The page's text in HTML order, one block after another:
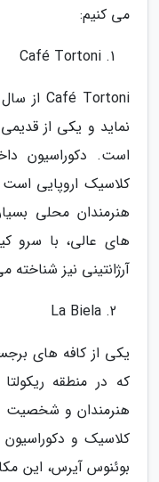
می کنیم:
Café Tortoni
نماید و یکی از
است. دکوراسیون
کلاسیک اروپایی
هنرمندان محلی
های عالی، با سرو
آرژانتینی نیز شناخته
La Biela
یکی از کافه های
که در منطقه
هنرمندان و شخصیت
کلاسیک و
بوئنوس آیرس، این